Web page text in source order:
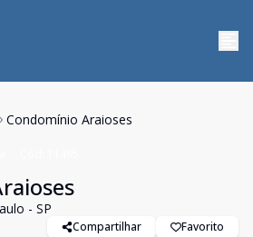
Condomínio Araioses
- SP
Compartilhar Favorito